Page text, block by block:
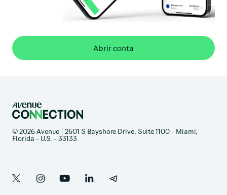
Abrir conta
© 2026 Avenue | 2601 S Bayshore Drive, Suite 1100 - Miami,
Florida - U.S. - 33133